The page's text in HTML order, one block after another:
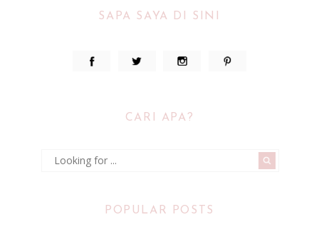
SAPA SAYA DI SINI
CARI APA?
POPULAR POSTS